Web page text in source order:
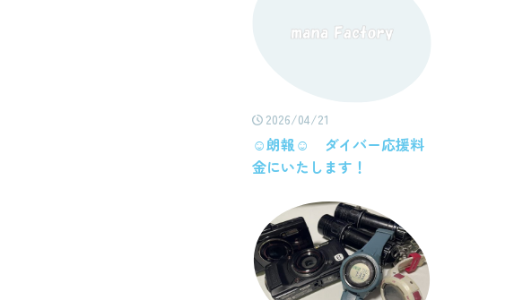
2026/04/21
☺朗報☺ ダイバー応援料
金にいたします！